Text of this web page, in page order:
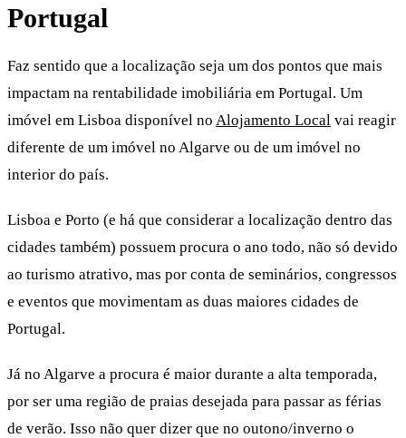
Portugal
Faz sentido que a localização seja um dos pontos que mais
impactam na rentabilidade imobiliária em Portugal. Um
imóvel em Lisboa disponível no Alojamento Local vai reagir
diferente de um imóvel no Algarve ou de um imóvel no
interior do país.
Lisboa e Porto (e há que considerar a localização dentro das
cidades também) possuem procura o ano todo, não só devido
ao turismo atrativo, mas por conta de seminários, congressos
e eventos que movimentam as duas maiores cidades de
Portugal.
Já no Algarve a procura é maior durante a alta temporada,
por ser uma região de praias desejada para passar as férias
de verão. Isso não quer dizer que no outono/inverno o